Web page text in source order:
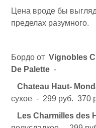
Цена вроде бы
пределах разумного.
Бордо от Vignobles
De Palette -
Chateau Haut-
сухое - 299 руб. 370
Les Charmilles des